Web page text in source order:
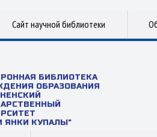
Сайт научной библиотеки
БИБЛИОТЕКА
ОБРАЗОВАНИЯ
ЯНКИ КУПАЛЫ"